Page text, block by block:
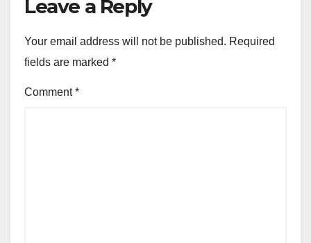
Leave a Reply
Your email address will not be published. Required
fields are marked *
Comment*